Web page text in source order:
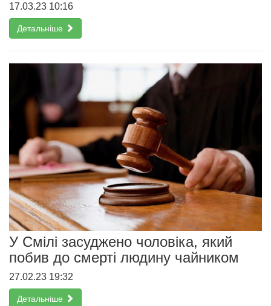
17.03.23 10:16
Детальніше
У Смілі засуджено чоловіка, який
побив до смерті людину чайником
27.02.23 19:32
Детальніше